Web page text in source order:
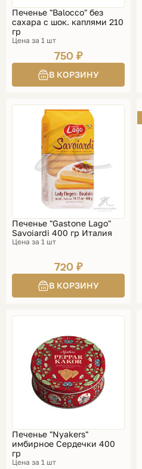
Печенье "Balocco" без
сахара с шок. каплями 210
гр
Цена за 1 шт
750 ₽
Печенье "Gastone Lago"
Savoiardi 400 гр Италия
Цена за 1 шт
720 ₽
Печенье "Nyakers"
имбирное Сердечки 400
гр
Цена за 1 шт